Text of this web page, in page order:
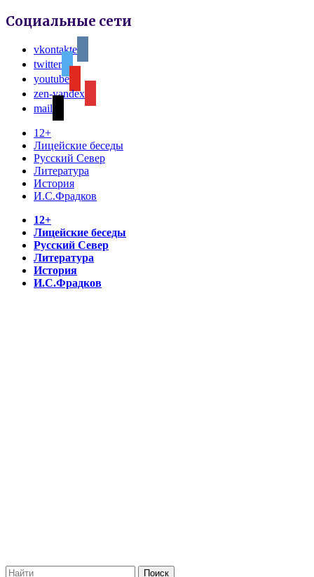
Социальные сети
vkontakte
twitter
youtube
zen-yandex
mail
12+
Лицейские беседы
Русский Север
Литература
История
И.С.Фрадков
12+
Лицейские беседы
Русский Север
Литература
История
И.С.Фрадков